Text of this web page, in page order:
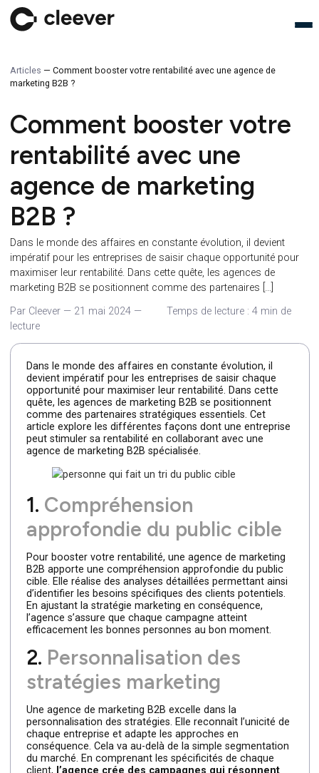
Articles —Comment booster votre rentabilité avec une agence de
marketing B2B ?
Comment booster
rentabilité avec une
agence de marketing
B2B ?
Dans le monde des affaires en constante évolution, il devient
impératif pour les entreprises de saisir chaque opportunité
marketing B2B se positionnent comme des partenaires […]
Par Cleever—21 mai 2024— Temps de lecture : 4 min
lecture
Dans le monde des affaires en constante évolution, il
devient impératif pour les entreprises de saisir chaque
opportunité pour maximiser leur rentabilité. Dans cette
quête, les agences de marketing B2B se positionnent
comme des partenaires stratégiques essentiels. Cet
article explore les différentes façons dont une
agence de marketing B2B spécialisée.
1.Compréhension
approfondie du public cible
Pour booster votre rentabilité, une agence de marketing
B2B apporte une compréhension approfondie du public
d’identifier les besoins spécifiques des clients potentiels.
En ajustant la stratégie marketing en conséquence,
l’agence s’assure que chaque campagne atteint
2.Personnalisation des
stratégies marketing